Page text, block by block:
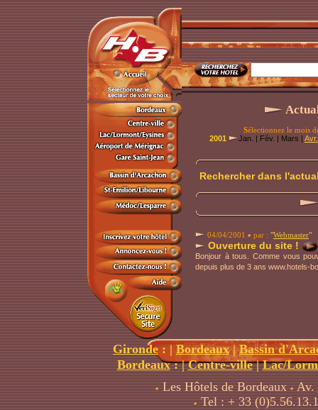
Sélectionnez le mois
2001
Jan. | Fév. | Mars | Avr.
Rechercher dans
04/04/2001 par : "Webmaster"
Ouverture du site !
Bonjour à tous. Comme vous
depuis plus de 3 ans www.hotels-
Gironde : | Bordeaux|Bassin
Bordeaux: |Centre-ville|Lac/
Les Hôtels de Bordeaux Av.
Tel : + 33